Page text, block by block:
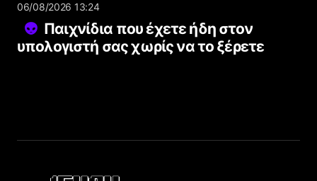
06/08/2026 13:24
Παιχνίδια που έχετε ήδη στον
υπολογιστή σας χωρίς να το ξέρετε